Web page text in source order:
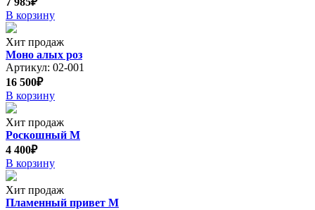
В корзину
Хит продаж
Моно алых роз
Артикул: 02-001
16 500₽
В корзину
Хит продаж
Роскошный М
4 400₽
В корзину
Хит продаж
Пламенный привет М